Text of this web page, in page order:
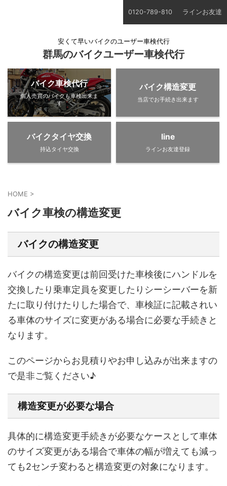
0120-789-810 ラインお友達
安くて早いバイクのユーザー車検代行
群馬のバイクユーザー車検代行
バイク車検代行
個人売買のバイクも車検出来ま
す
バイク構造変更
当店でお手続き出来ます
バイクタイヤ交換
持込タイヤ交換
line
ラインお友達登録
HOME >
バイク車検の構造変更
バイクの構造変更
バイクの構造変更は前回受けた車検後にハンドルを
交換したり乗車定員を変更したりシーシーバーを新
たに取り付けたりした場合で、車検証に記載されい
る車体のサイズに変更がある場合に必要な手続きと
なります。
このページからお見積りやお申し込みが出来ますの
で是非ご覧ください♪
構造変更が必要な場合
具体的に構造変更手続きが必要なケースとして車体
のサイズ変更がある場合で車体の幅が増えても減っ
ても2センチ変わると構造変更の対象になります。